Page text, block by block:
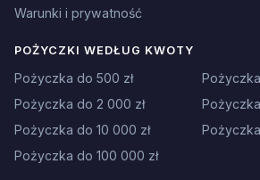
Warunki i prywatność
POŻYCZKI WEDŁUG KWOTY
Pożyczka do 500 zł
Pożyczka do 2 000 zł
Pożyczka do 10 000 zł
Pożyczka do 100 000 zł